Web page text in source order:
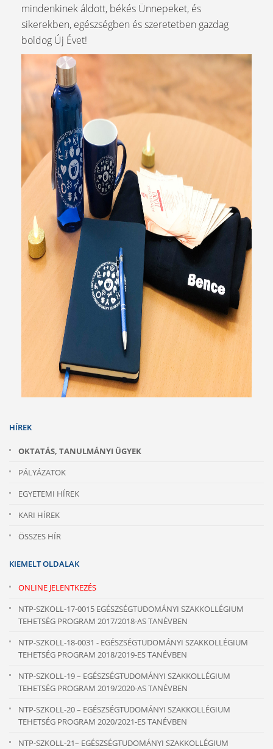
mindenkinek áldott, békés Ünnepeket, és
sikerekben, egészségben és szeretetben gazdag
boldog Új Évet!
HÍREK
OKTATÁS, TANULMÁNYI ÜGYEK
PÁLYÁZATOK
EGYETEMI HÍREK
KARI HÍREK
ÖSSZES HÍR
KIEMELT OLDALAK
ONLINE JELENTKEZÉS
NTP-SZKOLL-17-0015 EGÉSZSÉGTUDOMÁNYI SZAKKOLLÉGIUM
TEHETSÉG PROGRAM 2017/2018-AS TANÉVBEN
NTP-SZKOLL-18-0031 - EGÉSZSÉGTUDOMÁNYI SZAKKOLLÉGIUM
TEHETSÉG PROGRAM 2018/2019-ES TANÉVBEN
NTP-SZKOLL-19 – EGÉSZSÉGTUDOMÁNYI SZAKKOLLÉGIUM
TEHETSÉG PROGRAM 2019/2020-AS TANÉVBEN
NTP-SZKOLL-20 – EGÉSZSÉGTUDOMÁNYI SZAKKOLLÉGIUM
TEHETSÉG PROGRAM 2020/2021-ES TANÉVBEN
NTP-SZKOLL-21– EGÉSZSÉGTUDOMÁNYI SZAKKOLLÉGIUM